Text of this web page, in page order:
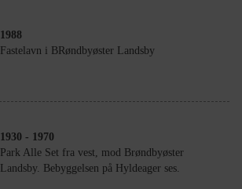
1988
Fastelavn i BRøndbyøster Landsby
1930 - 1970
Park Alle Set fra vest, mod Brøndbyøster
Landsby. Bebyggelsen på Hyldeager ses.